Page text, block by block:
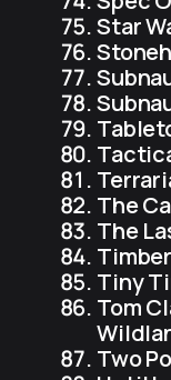
Star
The
The
Tiny
Tom
Two